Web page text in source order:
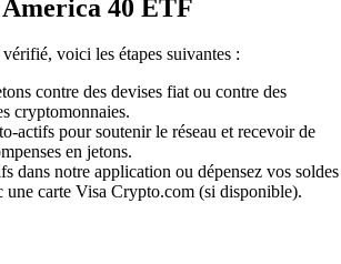
40 ETF
voici les étapes suivantes :
contre des devises fiat ou contre des
cryptomonnaies.
actifs pour soutenir le réseau et recevoir de
en jetons.
dans notre application ou dépensez vos soldes
une carte Visa Crypto.com (si disponible).